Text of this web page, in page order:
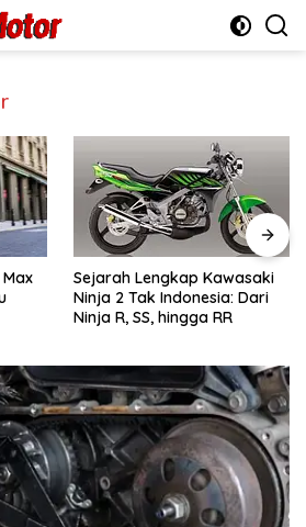
Sejarah Lengkap Kawasaki
Ninja 2 Tak Indonesia: Dari
Ninja R, SS, hingga RR